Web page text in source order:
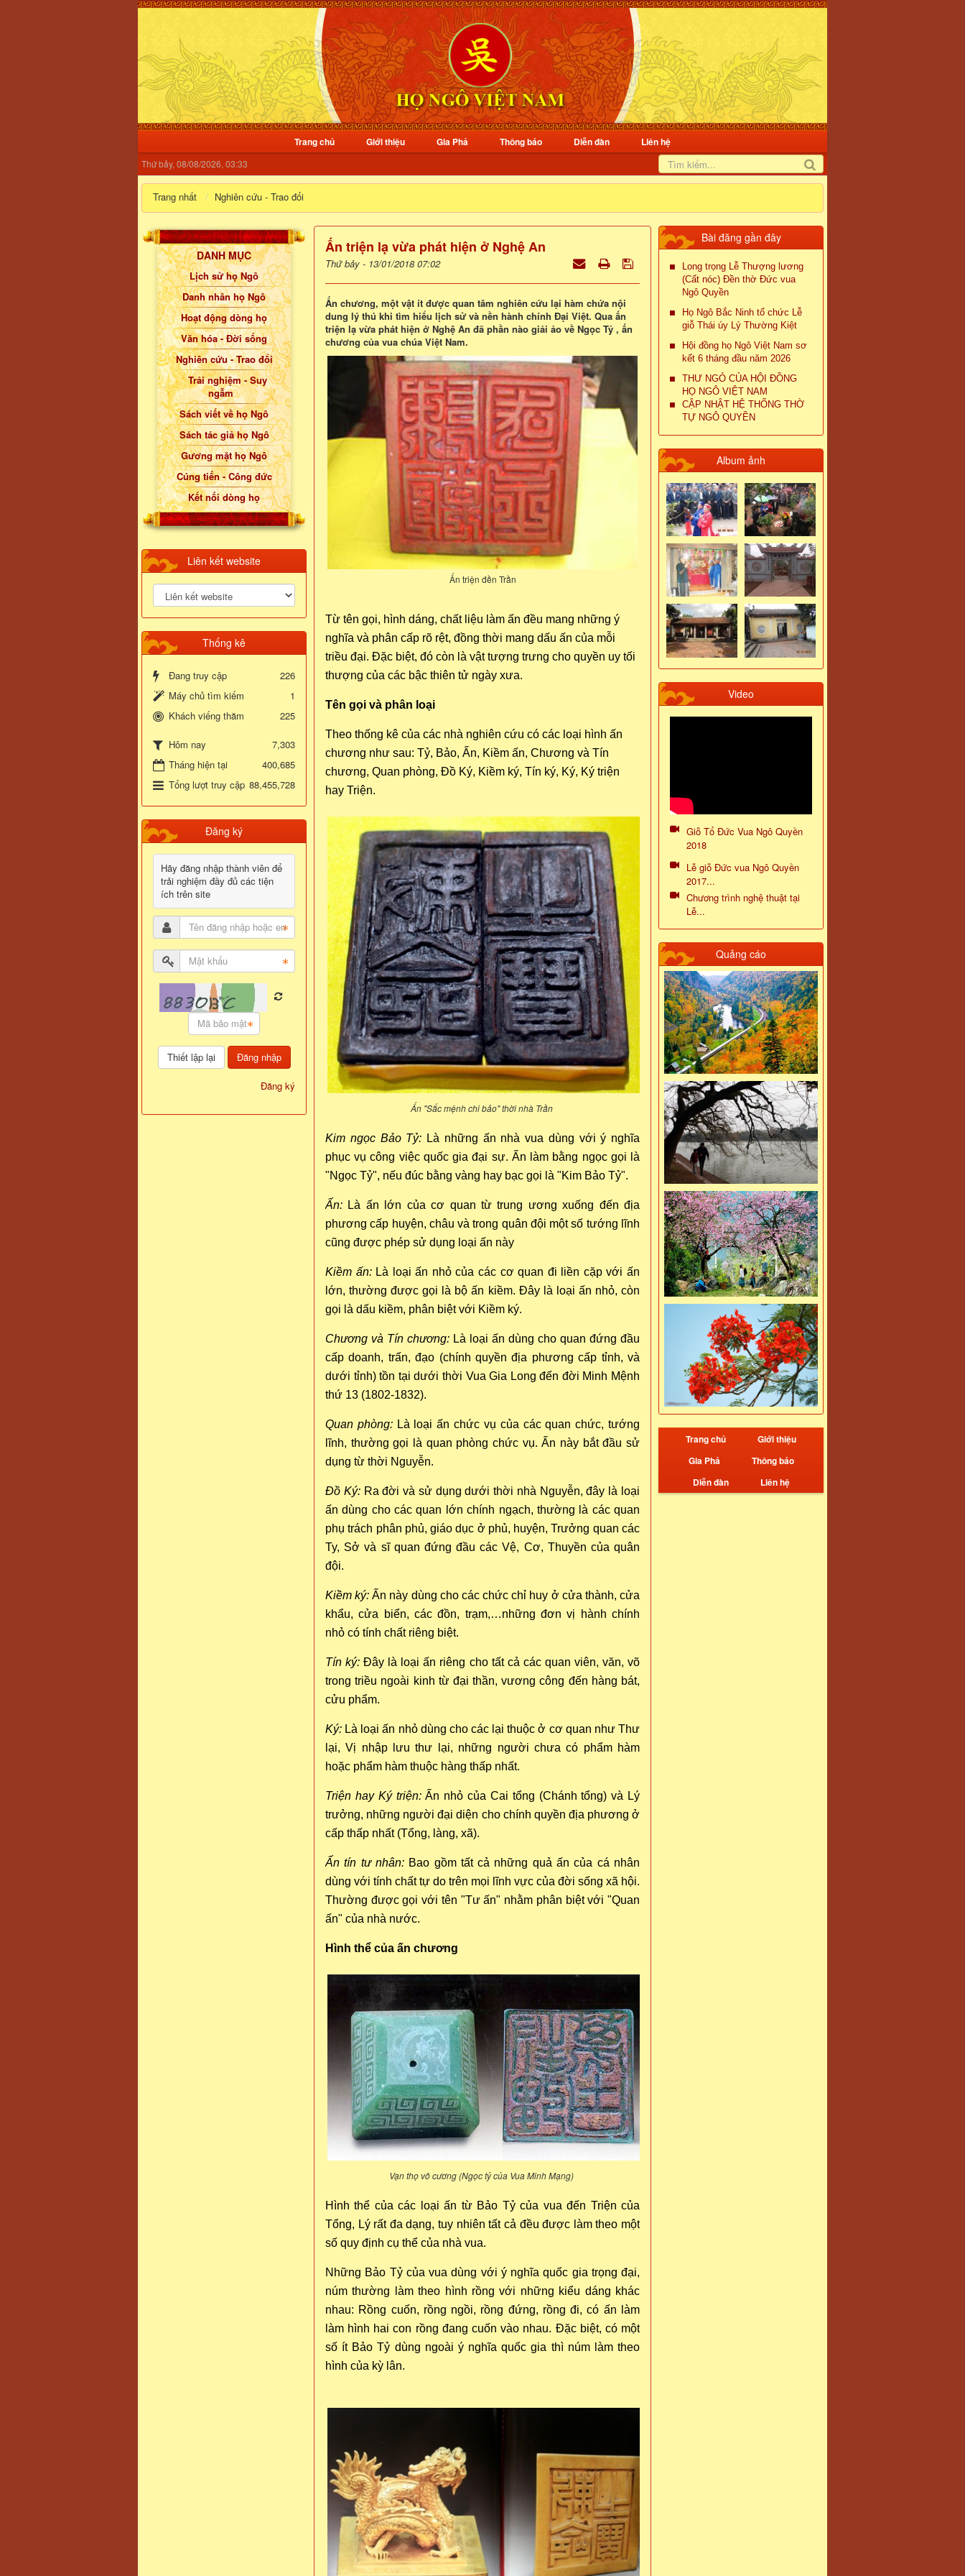
Trang chủ Giới thiệu Gia Phả Thông báo Diễn đàn Liên hệ
Thứ bảy, 08/08/2026, 03:33
Trang nhất Nghiên cứu - Trao đổi
Ấn triện lạ vừa phát hiện ở Nghệ An
Thứ bảy - 13/01/2018 07:02
Ấn chương, một vật ít được quan tâm nghiên cứu lại hàm chứa nội
dung lý thú khi tìm hiểu lịch sử và nền hành chính Đại Việt. Qua ấn
triện lạ vừa phát hiện ở Nghệ An đã phần nào giải ảo về Ngọc Tỷ , ấn
chương của vua chúa Việt Nam.
Ấn triện đền Trần
Từ tên gọi, hình dáng, chất liệu làm ấn đều mang những ý
nghĩa và phân cấp rõ rệt, đồng thời mang dấu ấn của mỗi
triều đại. Đặc biệt, đó còn là vật tượng trưng cho quyền uy tối
thượng của các bậc thiên tử ngày xưa.
Tên gọi và phân loại
Theo thống kê của các nhà nghiên cứu có các loại hình ấn
chương như sau: Tỷ, Bảo, Ấn, Kiềm ấn, Chương và Tín
chương, Quan phòng, Đồ Ký, Kiềm ký, Tín ký, Ký, Ký triện
hay Triện.
Ấn "Sắc mệnh chi bảo" thời nhà Trần
Kim ngọc Bảo Tỷ: Là những ấn nhà vua dùng với ý nghĩa
phục vụ công việc quốc gia đại sự. Ấn làm bằng ngọc gọi là
"Ngọc Tỷ", nếu đúc bằng vàng hay bạc gọi là "Kim Bảo Tỷ".
Ấn: Là ấn lớn của cơ quan từ trung ương xuống đến địa
phương cấp huyện, châu và trong quân đội một số tướng lĩnh
cũng được phép sử dụng loại ấn này
Kiềm ấn:Là loại ấn nhỏ của các cơ quan đi liền cặp với ấn
lớn, thường được gọi là bộ ấn kiềm. Đây là loại ấn nhỏ, còn
gọi là dấu kiềm, phân biệt với Kiềm ký.
Chương và Tín chương: Là loại ấn dùng cho quan đứng đầu
cấp doanh, trấn, đạo (chính quyền địa phương cấp tỉnh, và
dưới tỉnh) tồn tại dưới thời Vua Gia Long đến đời Minh Mệnh
thứ 13 (1802-1832).
Quan phòng: Là loại ấn chức vụ của các quan chức, tướng
lĩnh, thường gọi là quan phòng chức vụ. Ấn này bắt đầu sử
dụng từ thời Nguyễn.
Đồ Ký:Ra đời và sử dụng dưới thời nhà Nguyễn, đây là loại
ấn dùng cho các quan lớn chính ngạch, thường là các quan
phụ trách phân phủ, giáo dục ở phủ, huyện, Trưởng quan các
Ty, Sở và sĩ quan đứng đầu các Vệ, Cơ, Thuyền của quân
đội.
Kiềm ký:Ấn này dùng cho các chức chỉ huy ở cửa thành, cửa
khẩu, cửa biển, các đồn, trạm,…những đơn vị hành chính
nhỏ có tính chất riêng biệt.
Tín ký: Đây là loại ấn riêng cho tất cả các quan viên, văn, võ
trong triều ngoài kinh từ đại thần, vương công đến hàng bát,
cửu phẩm.
Ký: Là loại ấn nhỏ dùng cho các lại thuộc ở cơ quan như Thư
lại, Vị nhập lưu thư lại, những người chưa có phẩm hàm
hoặc phẩm hàm thuộc hàng thấp nhất.
Triện hay Ký triện:Ấn nhỏ của Cai tổng (Chánh tổng) và Lý
trưởng, những người đại diện cho chính quyền địa phương ở
cấp thấp nhất (Tổng, làng, xã).
Ấn tín tư nhân: Bao gồm tất cả những quả ấn của cá nhân
dùng với tính chất tự do trên mọi lĩnh vực của đời sống xã hội.
Thường được gọi với tên "Tư ấn" nhằm phân biệt với "Quan
ấn" của nhà nước.
Hình thể của ấn chương
Vạn thọ vô cương (Ngọc tỷ của Vua Minh Mạng)
Hình thể của các loại ấn từ Bảo Tỷ của vua đến Triện của
Tổng, Lý rất đa dạng, tuy nhiên tất cả đều được làm theo một
số quy định cụ thể của nhà vua.
Những Bảo Tỷ của vua dùng với ý nghĩa quốc gia trọng đại,
núm thường làm theo hình rồng với những kiểu dáng khác
nhau: Rồng cuốn, rồng ngồi, rồng đứng, rồng đi, có ấn làm
làm hình hai con rồng đang cuốn vào nhau. Đặc biệt, có một
số ít Bảo Tỷ dùng ngoài ý nghĩa quốc gia thì núm làm theo
hình của kỳ lân.
Bài đăng gần đây
Long trọng Lễ Thượng lương
(Cất nóc) Đền thờ Đức vua
Ngô Quyền
Họ Ngô Bắc Ninh tổ chức Lễ
giỗ Thái úy Lý Thường Kiệt
Hội đồng họ Ngô Việt Nam sơ
kết 6 tháng đầu năm 2026
THƯ NGỎ CỦA HỘI ĐỒNG
HỌ NGÔ VIỆT NAM
CẬP NHẬT HỆ THỐNG THỜ
TỰ NGÔ QUYỀN
Album ảnh
Video
Giỗ Tổ Đức Vua Ngô Quyền
2018
Lễ giỗ Đức vua Ngô Quyền
2017...
Chương trình nghệ thuật tại
Lễ...
Quảng cáo
Trang chủ
Giới thiệu
Gia Phả
Thông báo
Diễn đàn
Liên hệ
DANH MỤC
Lịch sử họ Ngô
Danh nhân họ Ngô
Hoạt động dòng họ
Văn hóa - Đời sống
Nghiên cứu - Trao đổi
Trải nghiệm - Suy
ngẫm
Sách viết về họ Ngô
Sách tác giả họ Ngô
Gương mặt họ Ngô
Cúng tiến - Công đức
Kết nối dòng họ
Liên kết website
Thống kê
Đang truy cập
226
Máy chủ tìm kiếm
1
Khách viếng thăm
225
Hôm nay
7,303
Tháng hiện tại
400,685
Tổng lượt truy cập 88,455,728
Đăng ký
Hãy đăng nhập thành viên để
trải nghiệm đầy đủ các tiện
ích trên site
Đăng nhập
Đăng ký